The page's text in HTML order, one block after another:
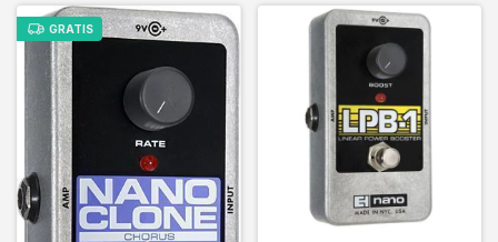
GRATIS